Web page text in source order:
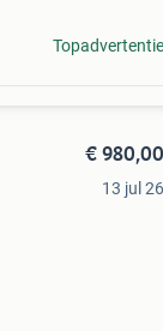
Topadvertentie
€ 980,00
13 jul 26